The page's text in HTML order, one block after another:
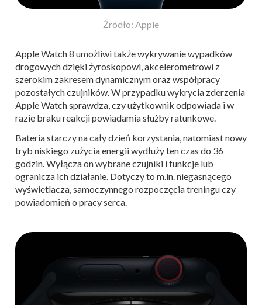
Źródło: Apple
Apple Watch 8 umożliwi także wykrywanie wypadków
drogowych dzięki żyroskopowi, akcelerometrowi z
szerokim zakresem dynamicznym oraz współpracy
pozostałych czujników. W przypadku wykrycia zderzenia
Apple Watch sprawdza, czy użytkownik odpowiada i w
razie braku reakcji powiadamia służby ratunkowe.
Bateria starczy na cały dzień korzystania, natomiast nowy
tryb niskiego zużycia energii wydłuży ten czas do 36
godzin. Wyłącza on wybrane czujniki i funkcje lub
ogranicza ich działanie. Dotyczy to m.in. niegasnącego
wyświetlacza, samoczynnego rozpoczęcia treningu czy
powiadomień o pracy serca.